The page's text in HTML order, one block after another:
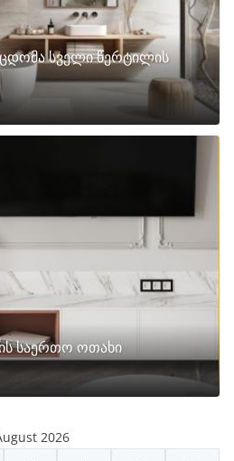
სველი წერტილის
საერთო ოთახი
2026